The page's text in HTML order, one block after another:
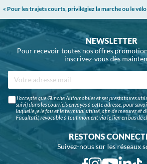
« Pour les trajets courts, privilégiez la marche ou le
NEWSLETTER
Pour recevoir toutes nos offres
inscrivez-vous dès
J'accepte que Glinche Automobiles et ses prestataires
suivi) dans les courriels envoyés à cette adresse, pour
laquelle je le fais et le terminal utilisé, afin de mesurer et
Facultatif, révocable à tout moment via le lien en bas de
RESTONS
Suivez-nous sur les réseaux